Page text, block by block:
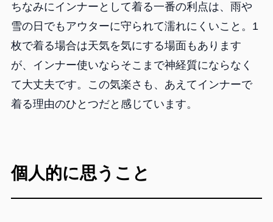
ちなみにインナーとして着る一番の利点は、雨や
雪の日でもアウターに守られて濡れにくいこと。1
枚で着る場合は天気を気にする場面もあります
が、インナー使いならそこまで神経質にならなく
て大丈夫です。この気楽さも、あえてインナーで
着る理由のひとつだと感じています。
個人的に思うこと